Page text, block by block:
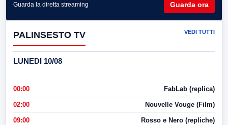
Guarda la diretta streaming Guarda ora
PALINSESTO TV VEDI TUTTI
LUNEDI 10/08
00:00 FabLab (replica)
02:00 Nouvelle Vouge (Film)
09:00 Rosso e Nero (repliche)